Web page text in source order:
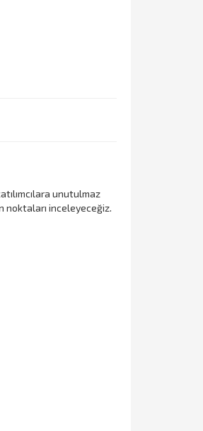
unutulmaz
noktaları inceleyeceğiz.